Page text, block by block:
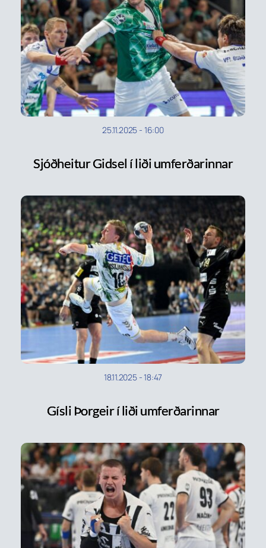
25.11.2025 - 16:00
Sjóðheitur Gidsel í liði umferðarinnar
18.11.2025-18:47
Gísli Þorgeir í liði umferðarinnar